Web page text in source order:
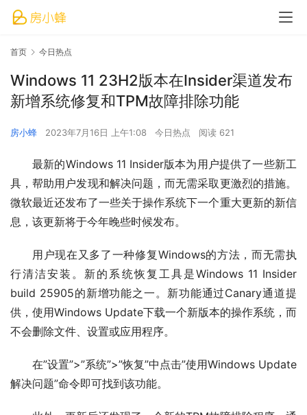
首页 今日热点
Windows 11 23H2版本在Insider渠道发布
新增系统修复和TPM故障排除功能
房小蜂 2023年7月16日 上午1:08 今日热点 阅读 621
最新的Windows 11 Insider版本为用户提供了一些新工
具，帮助用户发现和解决问题，而无需采取更激烈的措施。
微软最近还发布了一些关于操作系统下一个重大更新的新信
息，该更新将于今年晚些时候发布。
用户现在又多了一种修复Windows的方法，而无需执
行清洁安装。新的系统恢复工具是Windows 11 Insider
build 25905的新增功能之一。新功能通过Canary通道提
供，使用Windows Update下载一个新版本的操作系统，而
不会删除文件、设置或应用程序。
在”设置”>”系统”>”恢复”中点击”使用Windows Update
解决问题”命令即可找到该功能。